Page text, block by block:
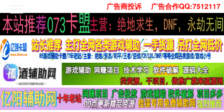
广告商投诉 广告合作QQ:7512117
首页
技术学习
安卓绿化
单机游戏
社交娱乐